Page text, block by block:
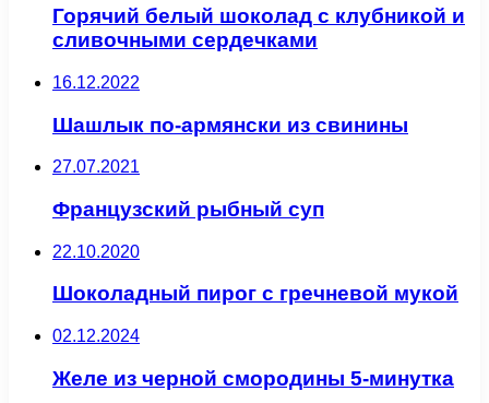
Горячий белый шоколад с клубникой и
сливочными сердечками
16.12.2022
Шашлык по-армянски из свинины
27.07.2021
Французский рыбный суп
22.10.2020
Шоколадный пирог с гречневой мукой
02.12.2024
Желе из черной смородины 5-минутка